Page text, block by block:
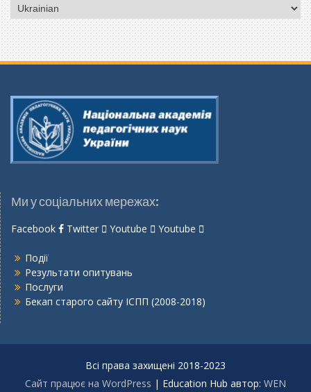
Вибрати
мову
Ми у соціальних мережах:
Facebook Twitter Youtube Youtube
Події
Результати опитувань
Послуги
Бекап старого сайту ІСПП (2008-2018)
Всі права захищені 2018-2023
Сайт працює на WordPress | Education Hub автор: WEN